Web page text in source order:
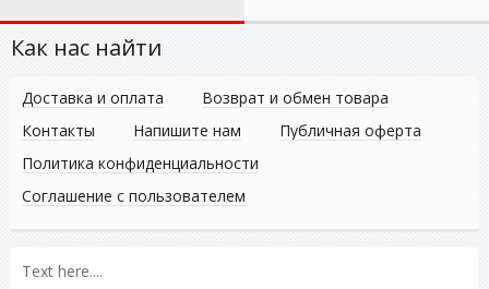
Как нас найти
Доставка и оплата
Возврат и обмен товара
Контакты
Напишите нам
Публичная оферта
Политика конфиденциальности
Соглашение с пользователем
Text here....